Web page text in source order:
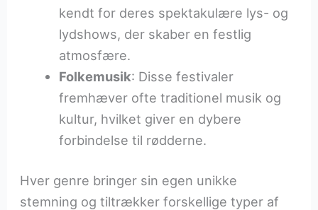
kendt for deres spektakulære lys- og
lydshows, der skaber en festlig
atmosfære.
Folkemusik: Disse festivaler
fremhæver ofte traditionel musik og
kultur, hvilket giver en dybere
forbindelse til rødderne.
Hver genre bringer sin egen unikke
stemning og tiltrækker forskellige typer af